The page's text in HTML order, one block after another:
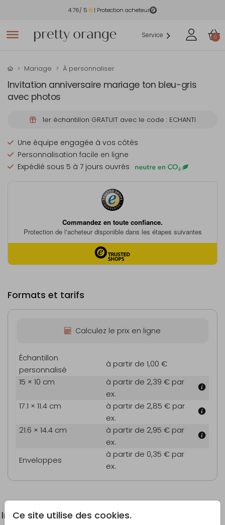
4.76/ 5 | Protection acheteur
Service 0
Ce site utilise des cookies.
Mariage À personnaliser
Invitation anniversaire mariage ton bleu-gris
avec photos
1er échantillon GRATUIT avec le code : ECHANTI
Une équipe engagée à vos côtés
Personnalisation facile en ligne
Expédié sous 5 à 7 jours ouvrés
Formats et tarifs
Calculez le prix en ligne
Échantillon
personnalisé
à partir de 1,00 €
15 × 10 cm
à partir de 2,39 € par
ex.
17.1 × 11.4 cm
à partir de 2,85 € par
ex.
21.6 × 14.4 cm
à partir de 2,95 € par
ex.
Enveloppes
à partir de 0,35 € par
ex.
Informations du produit